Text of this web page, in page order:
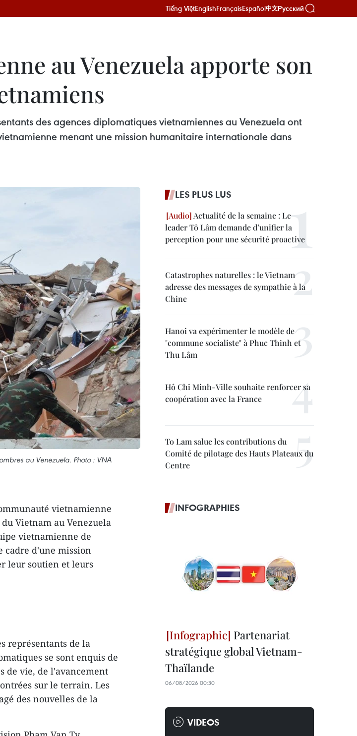
Tiếng ViệtEnglishFrançaisEspañol中文Русский
au Venezuela apporte son
des agences diplomatiques vietnamiennes au Venezuela ont
menant une mission humanitaire internationale dans
au Venezuela. Photo : VNA
vietnamienne
Vietnam au Venezuela
vietnamienne de
cadre d'une mission
leur soutien et leurs
représentants de la
se sont enquis de
de vie, de l'avancement
sur le terrain. Les
des nouvelles de la
LES PLUS LUS
Actualité de la semaine : Le
leader Tô Lâm demande d’unifier la
perception pour une sécurité proactive
Catastrophes naturelles : le Vietnam
adresse des messages de sympathie à la
Chine
Hanoi va expérimenter le modèle de
"commune socialiste" à Phuc Thinh et
Thu Lâm
Hô Chi Minh-Ville souhaite renforcer sa
coopération avec la France
To Lam salue les contributions du
Comité de pilotage des Hauts Plateaux du
Centre
INFOGRAPHIES
Partenariat
stratégique global Vietnam-
Thaïlande
06/08/2026 00:30
VIDEOS